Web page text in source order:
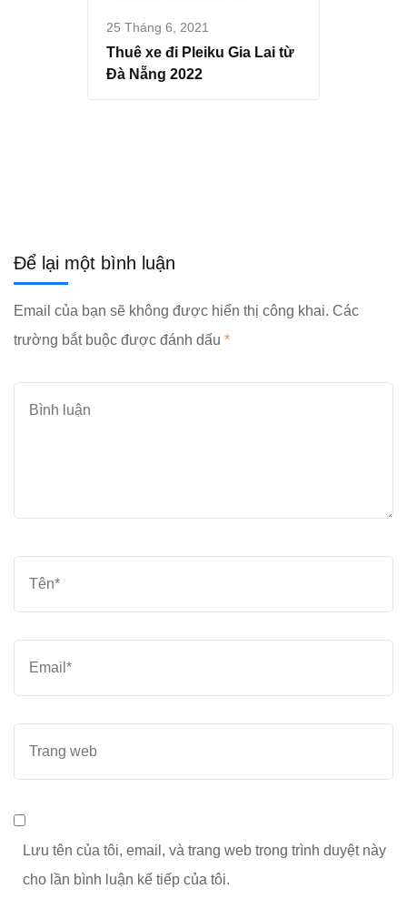
25 Tháng 6, 2021
Thuê xe đi Pleiku Gia Lai từ
Đà Nẵng 2022
Để lại một bình luận
Email của bạn sẽ không được hiển thị công khai. Các
trường bắt buộc được đánh dấu *
Lưu tên của tôi, email, và trang web trong trình duyệt này
cho lần bình luận kế tiếp của tôi.